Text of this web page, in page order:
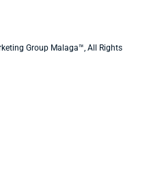
Group Malaga™, All Rights